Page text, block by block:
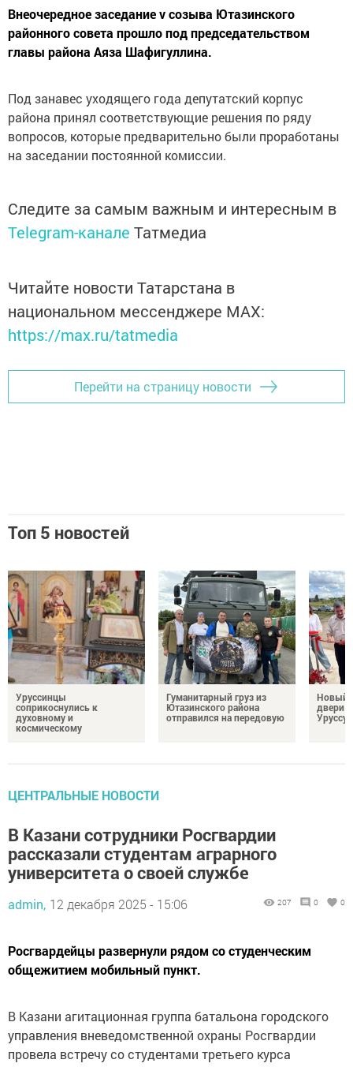
Внеочередное заседание v созыва Ютазинского
районного совета прошло под председательством
главы района Аяза Шафигуллина.
Под занавес уходящего года депутатский корпус
района принял соответствующие решения по ряду
вопросов, которые предварительно были проработаны
на заседании постоянной комиссии.
Следите за самым важным и интересным в
Telegram-канале Татмедиа
Читайте новости Татарстана в
национальном мессенджере MАХ:
https://max.ru/tatmedia
Перейти на страницу новости
Топ 5 новостей
Уруссинцы
соприкоснулись к
духовному и
космическому
Гуманитарный груз из
Ютазинского района
отправился на передовую
Новый
двери
Уруссу
ЦЕНТРАЛЬНЫЕ НОВОСТИ
В Казани сотрудники Росгвардии
рассказали студентам аграрного
университета о своей службе
admin, 12 декабря 2025 - 15:06 207 0 0
Росгвардейцы развернули рядом со студенческим
общежитием мобильный пункт.
В Казани агитационная группа батальона городского
управления вневедомственной охраны Росгвардии
провела встречу со студентами третьего курса